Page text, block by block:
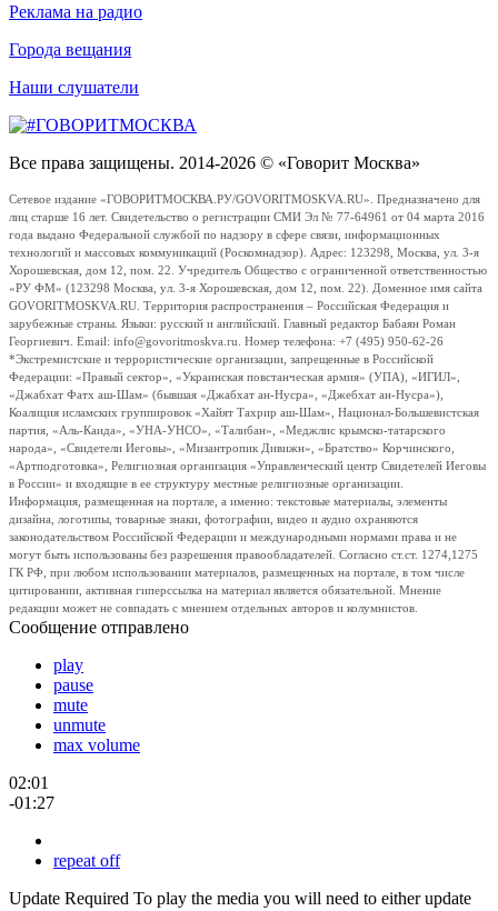
Реклама на радио
Города вещания
Наши слушатели
Все права защищены. 2014-2026 © «Говорит Москва»
Сетевое издание «ГОВОРИТМОСКВА.РУ/GOVORITMOSKVA.RU». Предназначено для
лиц старше 16 лет. Свидетельство о регистрации СМИ Эл № 77-64961 от 04 марта 2016
года выдано Федеральной службой по надзору в сфере связи, информационных
технологий и массовых коммуникаций (Роскомнадзор). Адрес: 123298, Москва, ул. 3-я
Хорошевская, дом 12, пом. 22. Учредитель Общество с ограниченной ответственностью
«РУ ФМ» (123298 Москва, ул. 3-я Хорошевская, дом 12, пом. 22). Доменное имя сайта
GOVORITMOSKVA.RU. Территория распространения – Российская Федерация и
зарубежные страны. Языки: русский и английский. Главный редактор Бабаян Роман
Георгиевич. Email: info@govoritmoskva.ru. Номер телефона: +7 (495) 950-62-26
*Экстремистские и террористические организации, запрещенные в Российской
Федерации: «Правый сектор», «Украинская повстанческая армия» (УПА), «ИГИЛ»,
«Джабхат Фатх аш-Шам» (бывшая «Джабхат ан-Нусра», «Джебхат ан-Нусра»),
Коалиция исламских группировок «Хайят Тахрир аш-Шам», Национал-Большевистская
партия, «Аль-Каида», «УНА-УНСО», «Талибан», «Меджлис крымско-татарского
народа», «Свидетели Иеговы», «Мизантропик Дивижн», «Братство» Корчинского,
«Артподготовка», Религиозная организация «Управленческий центр Свидетелей Иеговы
в России» и входящие в ее структуру местные религиозные организации.
Информация, размещенная на портале, а именно: текстовые материалы, элементы
дизайна, логотипы, товарные знаки, фотографии, видео и аудио охраняются
законодательством Российской Федерации и международными нормами права и не
могут быть использованы без разрешения правообладателей. Согласно ст.ст. 1274,1275
ГК РФ, при любом использовании материалов, размещенных на портале, в том числе
цитировании, активная гиперссылка на материал является обязательной. Мнение
редакции может не совпадать с мнением отдельных авторов и колумнистов.
Сообщение отправлено
play
pause
mute
unmute
max volume
02:01
-01:27
repeat off
Update Required To play the media you will need to either update